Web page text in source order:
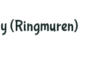
(Ringmuren)